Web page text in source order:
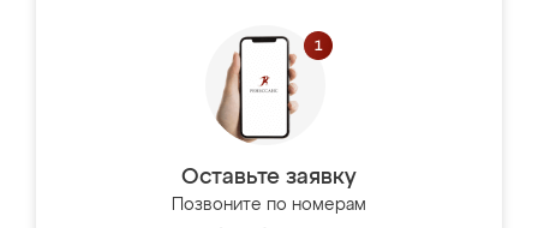
Оставьте заявку
Позвоните по номерам